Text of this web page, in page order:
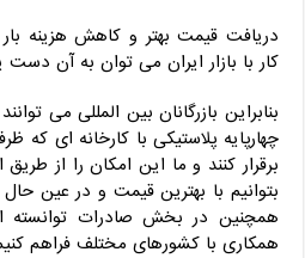
دریافت قیمت بهتر و کاهش هزینه
کار با بازار ایران می توان به آن دست
بنابراین بازرگانان بین المللی می
چهارپایه پلاستیکی با کارخانه ای که
برقرار کنند و ما این امکان را از
بتوانیم با بهترین قیمت و در عین حال
همچنین در بخش صادرات
همکاری با کشورهای مختلف فراهم